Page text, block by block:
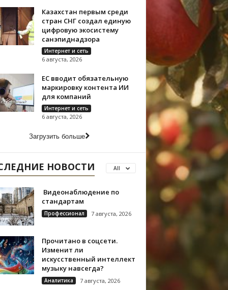
Казахстан первым среди
стран СНГ создал единую
цифровую экосистему
санэпиднадзора
Интернет и сеть
6 августа, 2026
ЕС вводит обязательную
маркировку контента ИИ
для компаний
Интернет и сеть
6 августа, 2026
Загрузить больше
НОВОСТИ All
Видеонаблюдение по
стандартам
Профессионал 7 августа, 2026
Прочитано в соцсети.
Изменит ли
искусственный интеллект
музыку навсегда?
Аналитика 7 августа, 2026